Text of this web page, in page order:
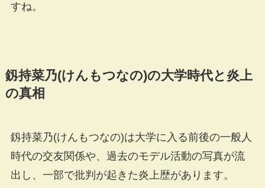
すね。
釼持菜乃(けんもつなの)の大学時代と炎上
の真相
釼持菜乃(けんもつなの)は大学に入る前後の一般人
時代の交友関係や、過去のモデル活動の写真が流
出し、一部で批判が起きた炎上歴があります。